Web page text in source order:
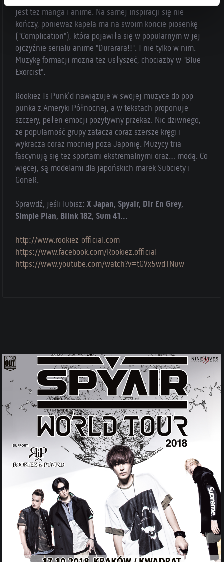
jest też manga i anime. Na samej inspiracji się nie
kończy, ponieważ kapela ma na swoim koncie piosenkę
("Complication"), która pojawiła się w popularnym w jej
ojczyźnie serialu anime "Durarara!!". I nie tylko w nim.
Muzykę formacji można też usłyszeć, chociażby w "Blue
Exorcist".
Rookiez Is Punk'd nawiązuje w swojej muzyce do pop
punka z Ameryki Północnej, a w tekstach proponuje
szczery, pełen emocji pozytywny przekaz. Nic dziwnego,
że popularność grupy zatacza coraz szersze kręgi i
wykracza coraz mocniej poza Japonię. Muzycy tria
fascynują się też sportami ekstremalnymi oraz… modą. Co
więcej, są modelami dla japońskich marek Subciety i
GoneR.
Sprawdź, jeśli lubisz: X Japan, Spyair, Dir En Grey,
Simple Plan, Blink 182, Sum 41...
http://www.rookiez-official.com
https://www.facebook.com/Rookiez.official
https://www.youtube.com/watch?v=tGVx5wdTNuw